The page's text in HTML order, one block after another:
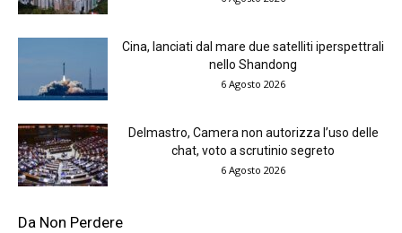
Cina, lanciati dal mare due satelliti iperspettrali
nello Shandong
6 Agosto 2026
Delmastro, Camera non autorizza l’uso delle
chat, voto a scrutinio segreto
6 Agosto 2026
Da Non Perdere